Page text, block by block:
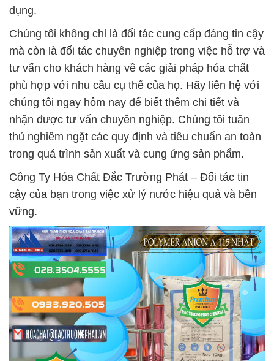
dụng.
Chúng tôi không chỉ là đối tác cung cấp đáng tin cậy
mà còn là đối tác chuyên nghiệp trong việc hỗ trợ và
tư vấn cho khách hàng về các giải pháp hóa chất
phù hợp với nhu cầu cụ thể của họ. Hãy liên hệ với
chúng tôi ngay hôm nay để biết thêm chi tiết và
nhận được tư vấn chuyên nghiệp. Chúng tôi tuân
thủ nghiêm ngặt các quy định và tiêu chuẩn an toàn
trong quá trình sản xuất và cung ứng sản phẩm.
Công Ty Hóa Chất Đắc Trường Phát – Đối tác tin
cậy của bạn trong việc xử lý nước hiệu quả và bền
vững.